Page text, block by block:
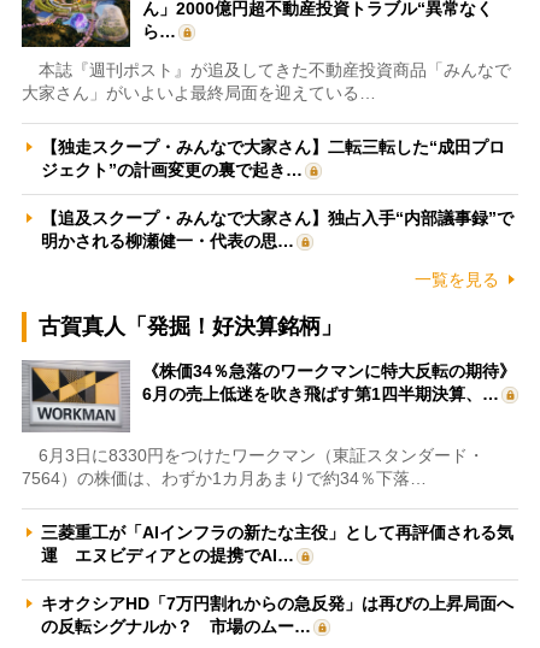
ん」2000億円超不動産投資トラブル“異常なく
ら…
本誌『週刊ポスト』が追及してきた不動産投資商品「みんなで
大家さん」がいよいよ最終局面を迎えている…
【独走スクープ・みんなで大家さん】二転三転した“成田プロ
ジェクト”の計画変更の裏で起き…
【追及スクープ・みんなで大家さん】独占入手“内部議事録”で
明かされる柳瀬健一・代表の思…
一覧を見る
古賀真人「発掘！好決算銘柄」
《株価34％急落のワークマンに特大反転の期待》
6月の売上低迷を吹き飛ばす第1四半期決算、…
6月3日に8330円をつけたワークマン（東証スタンダード・
7564）の株価は、わずか1カ月あまりで約34％下落…
三菱重工が「AIインフラの新たな主役」として再評価される気
運 エヌビディアとの提携でAI…
キオクシアHD「7万円割れからの急反発」は再びの上昇局面へ
の反転シグナルか？ 市場のムー…